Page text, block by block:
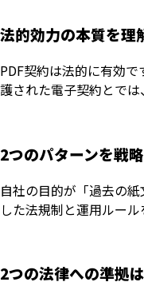
法的効力の本質を理
PDF契約は法的に有効
護された電子契約とで
2つのパターンを戦
自社の目的が「過去の
した法規制と運用ルール
2つの法律への準拠